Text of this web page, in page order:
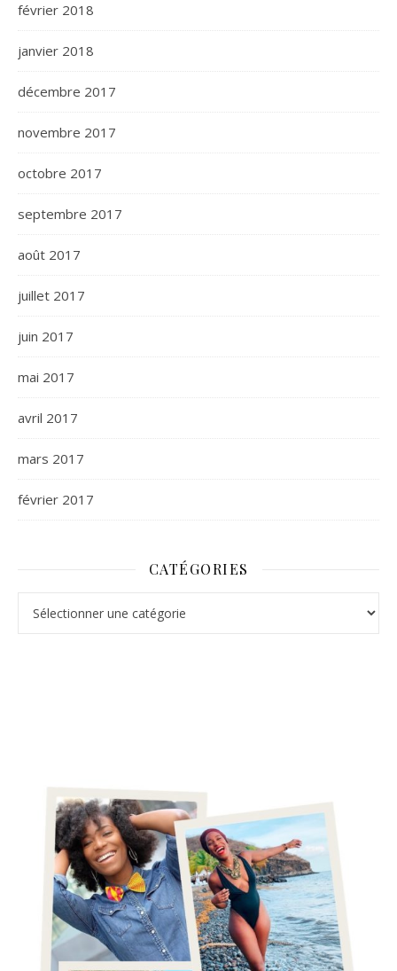
février 2018
janvier 2018
décembre 2017
novembre 2017
octobre 2017
septembre 2017
août 2017
juillet 2017
juin 2017
mai 2017
avril 2017
mars 2017
février 2017
CATÉGORIES